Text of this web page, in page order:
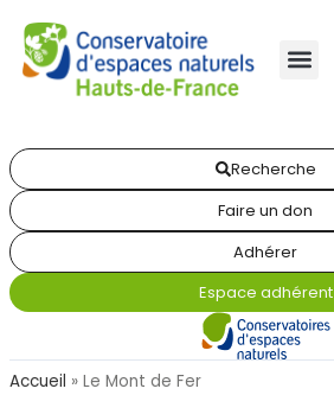
Recherche
Faire un don
Adhérer
Espace adhérent
Accueil » Le Mont de Fer